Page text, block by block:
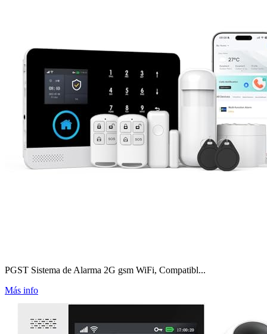
PGST Sistema de Alarma 2G gsm WiFi, Compatibl...
Más info